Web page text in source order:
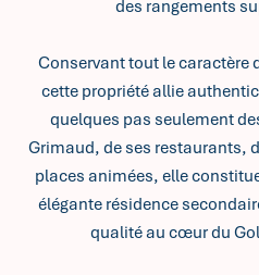
des rangements
Conservant tout le caractère
cette propriété allie
quelques pas seulement
Grimaud, de ses restaurants,
places animées, elle
élégante résidence
qualité au cœur du